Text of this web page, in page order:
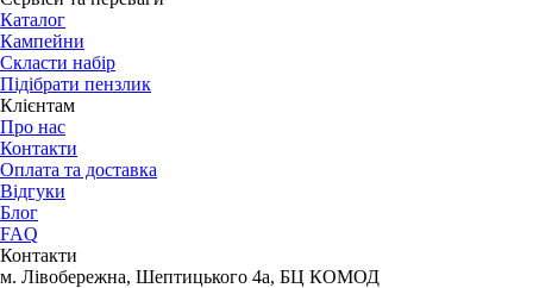
Каталог
Кампейни
Скласти набір
Підібрати пензлик
Клієнтам
Про нас
Контакти
Оплата та доставка
Відгуки
Блог
FAQ
Контакти
м. Лівобережна, Шептицького 4а, БЦ КОМОД